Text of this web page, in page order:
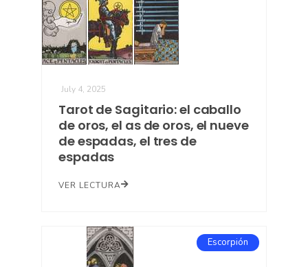
July 4, 2025
Tarot de Sagitario: el caballo
de oros, el as de oros, el nueve
de espadas, el tres de
espadas
VER LECTURA
Escorpión